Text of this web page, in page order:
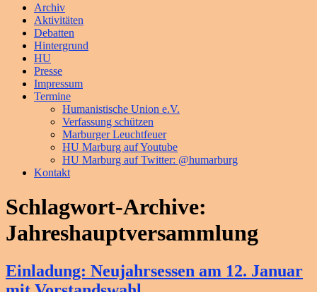
Primäres
Menü
Archiv
Aktivitäten
Debatten
Hintergrund
HU
Presse
Impressum
Termine
Humanistische Union e.V.
Verfassung schützen
Marburger Leuchtfeuer
HU Marburg auf Youtube
HU Marburg auf Twitter: @humarburg
Kontakt
Schlagwort-Archive:
Jahreshauptversammlung
Einladung: Neujahrsessen am 12. Januar